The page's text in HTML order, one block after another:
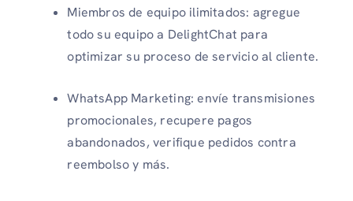
Miembros de equipo ilimitados: agregue
todo su equipo a DelightChat para
optimizar su proceso de servicio al cliente.
WhatsApp Marketing: envíe transmisiones
promocionales, recupere pagos
abandonados, verifique pedidos contra
reembolso y más.